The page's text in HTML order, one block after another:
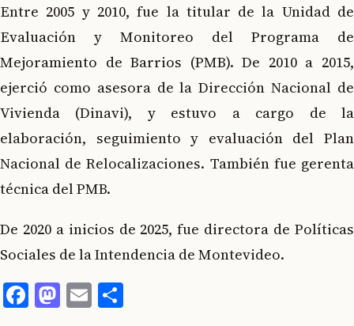
Entre 2005 y 2010, fue la titular de la Unidad de
Evaluación y Monitoreo del Programa de
Mejoramiento de Barrios (PMB). De 2010 a 2015,
ejerció como asesora de la Dirección Nacional de
Vivienda (Dinavi), y estuvo a cargo de la
elaboración, seguimiento y evaluación del Plan
Nacional de Relocalizaciones. También fue gerenta
técnica del PMB.
De 2020 a inicios de 2025, fue directora de Políticas
Sociales de la Intendencia de Montevideo.
Facebook
Mastodon
Email